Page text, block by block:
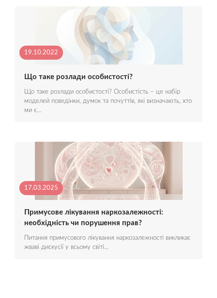
19.10.2022
Що таке розлади особистості?
Що таке розлади особистості? Особистість – це набір
моделей поведінки, думок та почуттів, які визначають, хто
ми є…
17.03.2025
Примусове лікування наркозалежності:
необхідність чи порушення прав?
Питання примусового лікування наркозалежності викликає
жваві дискусії у всьому світі…